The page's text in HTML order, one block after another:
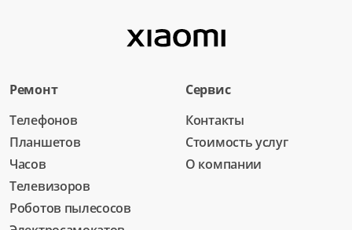
Ремонт
Телефонов
Планшетов
Часов
Телевизоров
Роботов пылесосов
Сервис
Контакты
Стоимость услуг
О компании